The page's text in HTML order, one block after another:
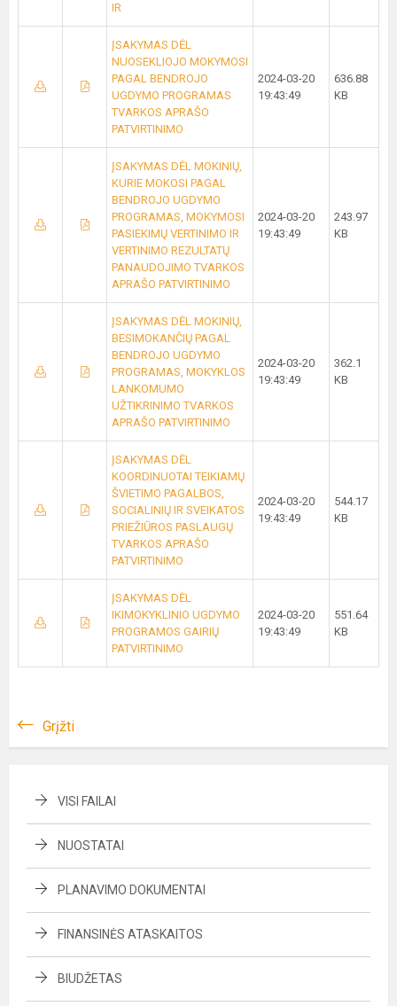
IR
ĮSAKYMAS DĖL
NUOSEKLIOJO MOKYMOSI
PAGAL BENDROJO
UGDYMO PROGRAMAS
TVARKOS APRAŠO
PATVIRTINIMO
2024-03-20
19:43:49
636.88
KB
ĮSAKYMAS DĖL MOKINIŲ,
KURIE MOKOSI PAGAL
BENDROJO UGDYMO
PROGRAMAS, MOKYMOSI
PASIEKIMŲ VERTINIMO IR
VERTINIMO REZULTATŲ
PANAUDOJIMO TVARKOS
APRAŠO PATVIRTINIMO
2024-03-20
19:43:49
243.97
KB
ĮSAKYMAS DĖL MOKINIŲ,
BESIMOKANČIŲ PAGAL
BENDROJO UGDYMO
PROGRAMAS, MOKYKLOS
LANKOMUMO
UŽTIKRINIMO TVARKOS
APRAŠO PATVIRTINIMO
2024-03-20
19:43:49
362.1
KB
ĮSAKYMAS DĖL
KOORDINUOTAI TEIKIAMŲ
ŠVIETIMO PAGALBOS,
SOCIALINIŲ IR SVEIKATOS
PRIEŽIŪROS PASLAUGŲ
TVARKOS APRAŠO
PATVIRTINIMO
2024-03-20
19:43:49
544.17
KB
ĮSAKYMAS DĖL
IKIMOKYKLINIO UGDYMO
PROGRAMOS GAIRIŲ
PATVIRTINIMO
2024-03-20
19:43:49
551.64
KB
Grįžti
VISI FAILAI
NUOSTATAI
PLANAVIMO DOKUMENTAI
FINANSINĖS ATASKAITOS
BIUDŽETAS